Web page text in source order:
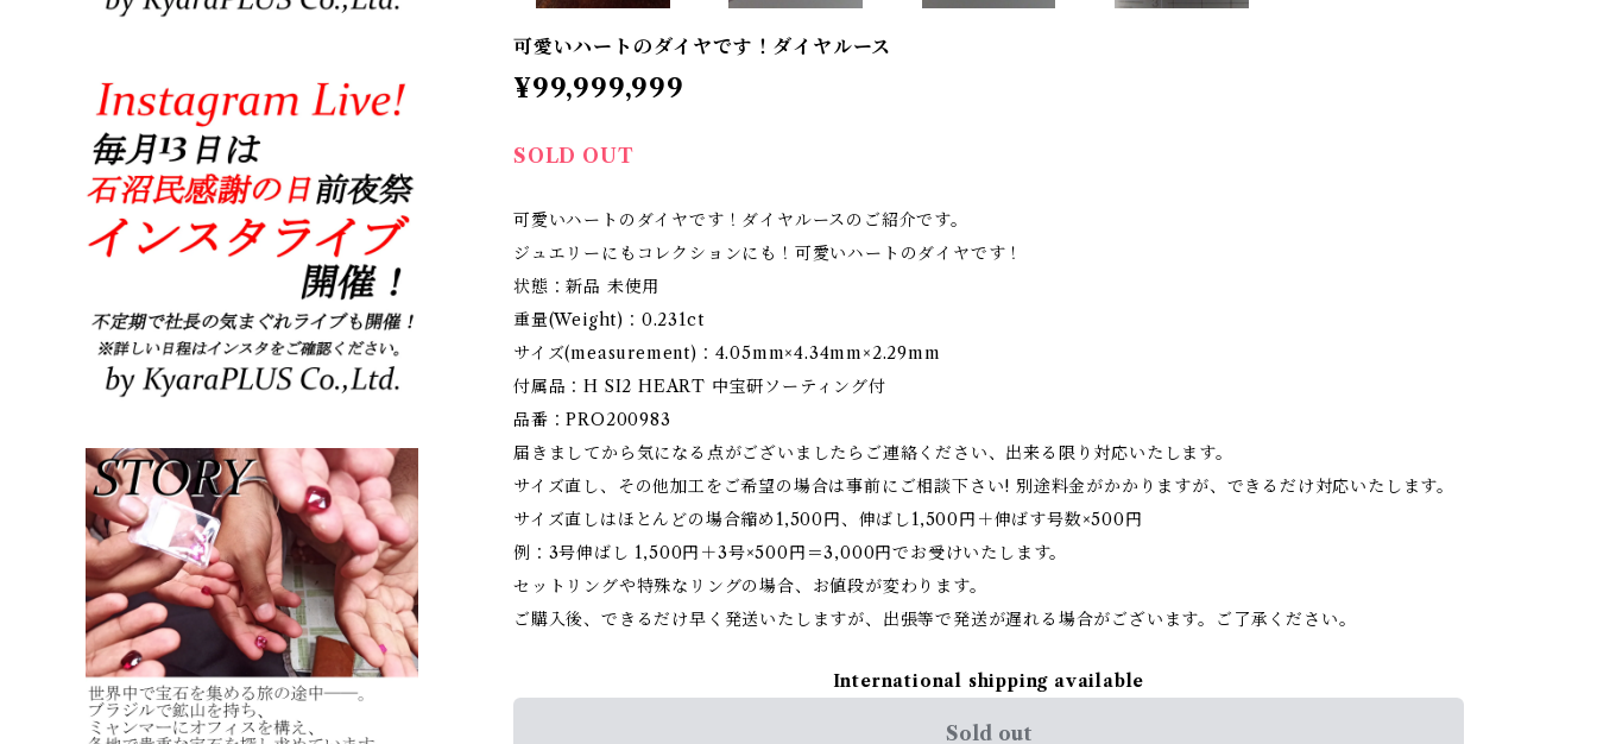
可愛いハートのダイヤです！ダイヤルース
¥99,999,999
SOLD OUT
可愛いハートのダイヤです！ダイヤルースのご紹介です。
ジュエリーにもコレクションにも！可愛いハートのダイヤです！
状態：新品 未使用
重量(Weight)：0.231ct
サイズ(measurement)：4.05mm×4.34mm×2.29mm
付属品：H SI2 HEART 中宝研ソーティング付
品番：PRO200983
届きましてから気になる点がございましたらご連絡ください、出来る限り対応いたします。
サイズ直し、その他加工をご希望の場合は事前にご相談下さい! 別途料金がかかりますが、できるだけ対応いたします。
サイズ直しはほとんどの場合縮め1,500円、伸ばし1,500円＋伸ばす号数×500円
例：3号伸ばし 1,500円＋3号×500円＝3,000円でお受けいたします。
セットリングや特殊なリングの場合、お値段が変わります。
ご購入後、できるだけ早く発送いたしますが、出張等で発送が遅れる場合がございます。ご了承ください。
International shipping available
Sold out